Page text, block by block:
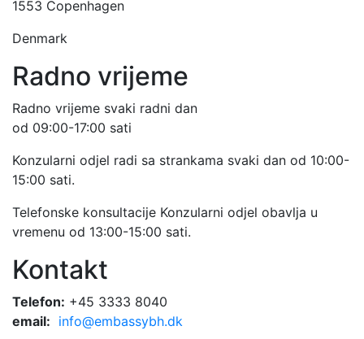
1553 Copenhagen
Denmark
Radno vrijeme
Radno vrijeme svaki radni dan
od 09:00-17:00 sati
Konzularni odjel radi sa strankama svaki dan od 10:00-
15:00 sati.
Telefonske konsultacije Konzularni odjel obavlja u
vremenu od 13:00-15:00 sati.
Kontakt
Telefon: +45 3333 8040
email: info@embassybh.dk